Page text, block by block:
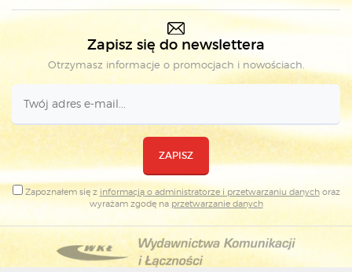
Zapisz się do newslettera
Otrzymasz informacje o promocjach i nowościach.
ZAPISZ
Zapoznałem się z informacją o administratorze i przetwarzaniu danychoraz
wyrażam zgodę na przetwarzanie danych